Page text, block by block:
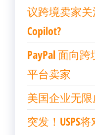
议跨境卖家关
Copilot?
PayPal 面向
平台卖家
美国企业无
突发！USPS